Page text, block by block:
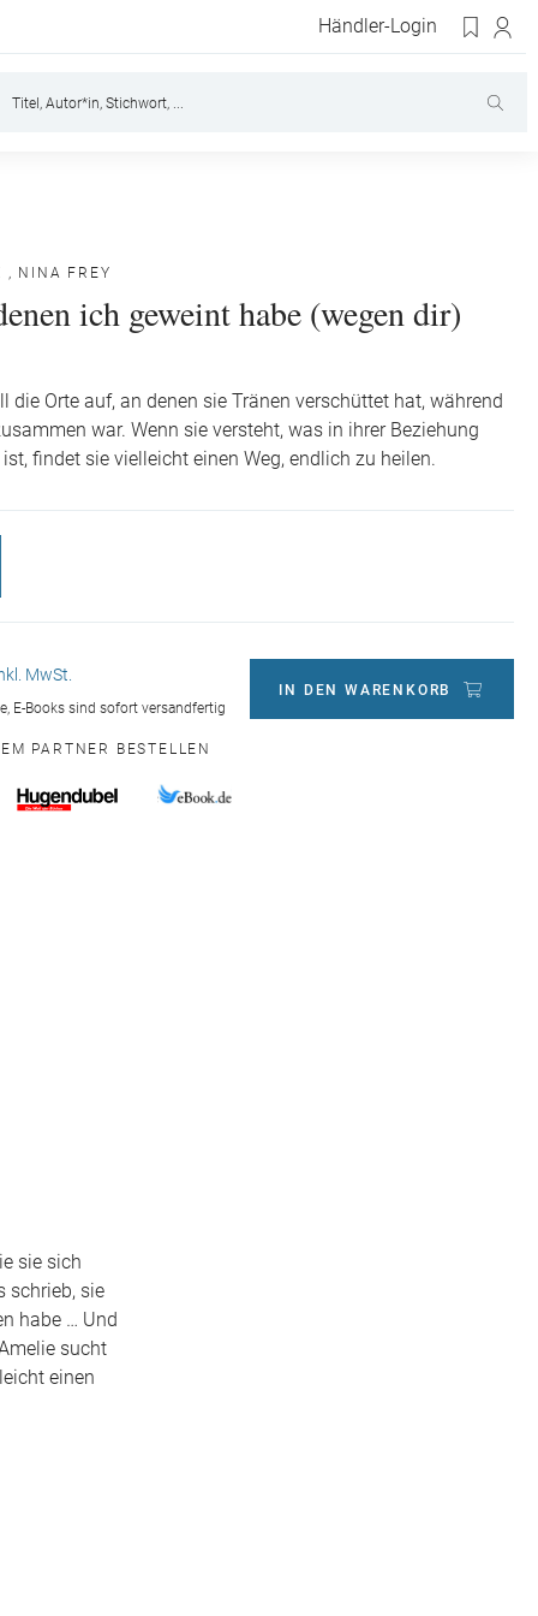
Händler-Login
, NINA FREY
ich geweint habe (wegen dir)
die Orte auf, an denen sie Tränen verschüttet hat, während
war. Wenn sie versteht, was in ihrer Beziehung
findet sie vielleicht einen Weg, endlich zu heilen.
MwSt.
E-Books sind sofort versandfertig
IN DEN WARENKORB
PARTNER BESTELLEN
sie sich
schrieb, sie
habe … Und
sucht
einen